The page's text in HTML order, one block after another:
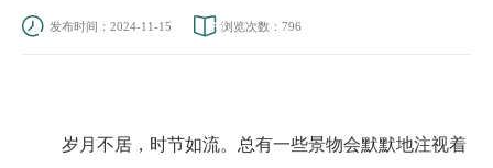
发布时间：2024-11-15 浏览次数： 796
岁月不居，时节如流。总有一些景物会默默地注视着